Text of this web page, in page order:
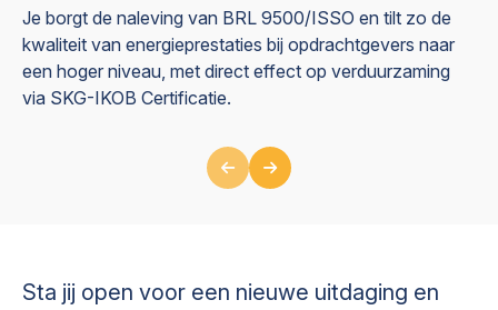
Je borgt de naleving van BRL 9500/ISSO en tilt zo de
kwaliteit van energieprestaties bij opdrachtgevers naar
een hoger niveau, met direct effect op verduurzaming
via SKG-IKOB Certificatie.
Sta jij open voor een nieuwe uitdaging en